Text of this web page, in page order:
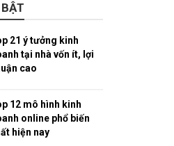
21 ý tưởng kinh
tại nhà vốn ít, lợi
cao
12 mô hình kinh
online phổ biến
hiện nay